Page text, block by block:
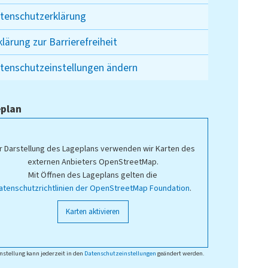
zur Barrierefreiheit
ändern
Darstellung des Lageplans verwenden wir Karten des
externen Anbieters OpenStreetMap.
Mit Öffnen des Lageplans gelten die
der OpenStreetMap Foundation.
Karten aktivieren
kann jederzeit in den Datenschutzeinstellungen geändert werden.